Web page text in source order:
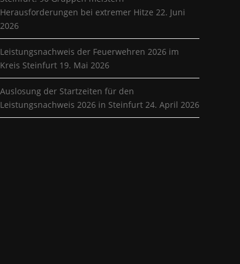
Herausforderungen bei extremer Hitze 22. Juni
2026
Leistungsnachweis der Feuerwehren 2026 im
Kreis Steinfurt 19. Mai 2026
Auslosung der Startzeiten für den
Leistungsnachweis 2026 in Steinfurt 24. April 2026